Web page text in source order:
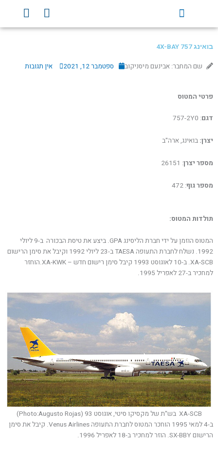
c
o
u
b
בואינג 757 4X-BAY
שם המחבר: אבינעם מיסניקוב ספטמבר 12, 2021 אין תגובות
פרטי המטוס
דגם: 757-2Y0
יצרן: בואינג, ארה"ב
מספר יצרן: 26151
מספר גוף: 472
תולדות המטוס:
המטוס הוזמן על ידי חברת הליסינג GPA. ביצע את טיסת הבכורה ב-9 ליולי
1992. נשלח לחברת התעופה TAESA ב-23 ליולי 1992 וקיבל את סימן הרישום
XA-SCB. ב-10 לאוגוסט 1993 קיבל סימן רישום חדש – XA-KWK.הוחזר
למחכיר ב-27 לאפריל 1995.
XA-SCB בש"ת של מקסיקו סיטי, אוגוסט 93 (Photo:Augusto Rojas)
ב-4 למאי 1995 הוחכר המטוס לחברת התעופה Venus Airlines. קיבל את סימן
הרישום SX-BBY. הוזר למחכיר ב-18 לאפריל 1996.